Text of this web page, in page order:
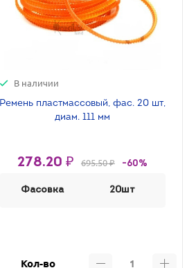
В наличии
Ремень пластмассовый, фас. 20 шт,
диам. 111 мм
278.20 ₽ 695.50 ₽ -60%
Фасовка 20шт
Кол-во